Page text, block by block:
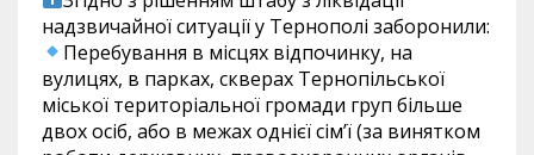
надзвичайної ситуації у Тернополі заборонили:
Перебування в місцях відпочинку, на
вулицях, в парках, скверах Тернопільської
міської територіальної громади груп більше
двох осіб, або в межах однієї сім’ї (за винятком